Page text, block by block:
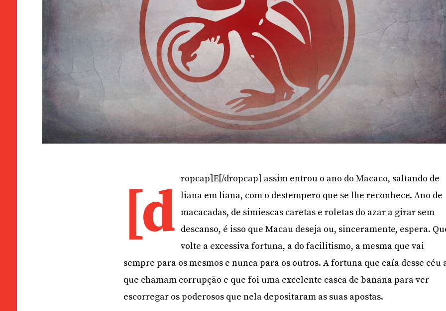
[d ropcap]E[/dropcap] assim entrou o ano do Macaco, saltando de
liana em liana, com o destempero que se lhe reconhece. Ano de
macacadas, de simiescas caretas e roletas do azar a girar sem
descanso, é isso que Macau deseja ou, sinceramente, espera.
volte a excessiva fortuna, a do facilitismo, a mesma que vai
sempre para os mesmos e nunca para os outros. A fortuna que caía desse céu
que chamam corrupção e que foi uma excelente casca de banana para ver
escorregar os poderosos que nela depositaram as suas apostas.